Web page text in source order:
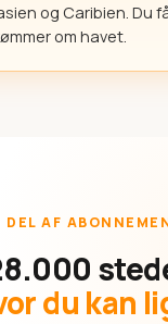
og Caribien. Du
om havet.
DEL AF
du kan